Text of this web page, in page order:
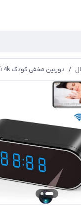
/ دوربین مخفی کودک wifi 4k